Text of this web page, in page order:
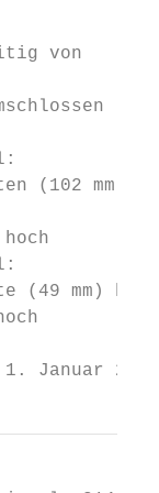
von
(102 mm)
(49 mm)
2019,